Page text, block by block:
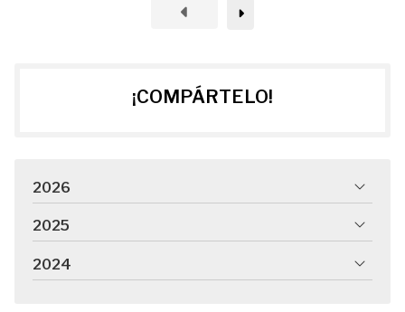
¡COMPÁRTELO!
2026
2025
2024